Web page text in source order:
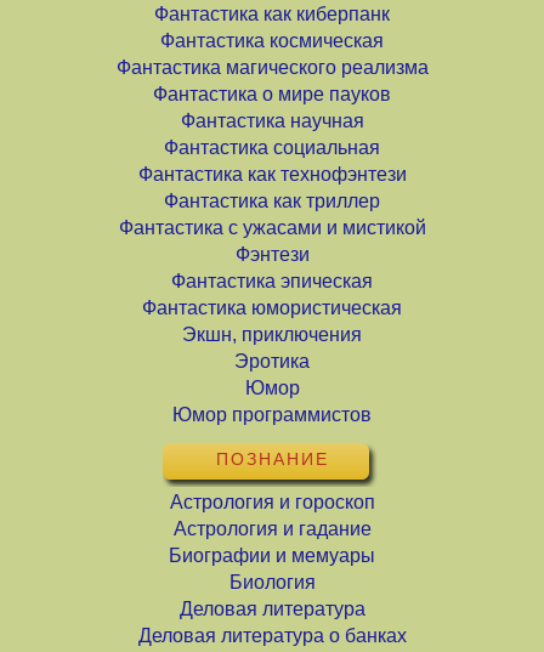
Фантастика как киберпанк
Фантастика космическая
Фантастика магического реализма
Фантастика о мире пауков
Фантастика научная
Фантастика социальная
Фантастика как технофэнтези
Фантастика как триллер
Фантастика с ужасами и мистикой
Фэнтези
Фантастика эпическая
Фантастика юмористическая
Экшн, приключения
Эротика
Юмор
Юмор программистов
ПОЗНАНИЕ
Астрология и гороскоп
Астрология и гадание
Биографии и мемуары
Биология
Деловая литература
Деловая литература о банках